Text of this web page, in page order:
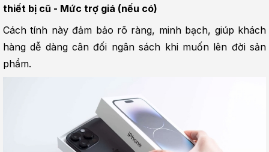
thiết bị cũ - Mức trợ giá (nếu có)
Cách tính này đảm bảo rõ ràng, minh bạch, giúp khách
hàng dễ dàng cân đối ngân sách khi muốn lên đời sản
phẩm.